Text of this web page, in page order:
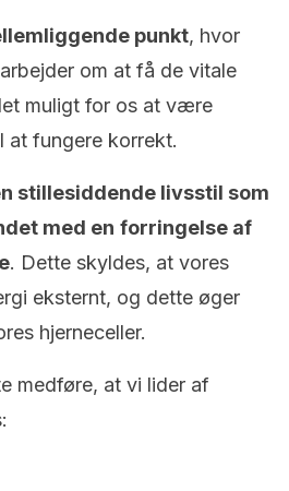
punkt, hvor
om at få de vitale
muligt for os at være
at fungere korrekt.
stillesiddende livsstil som
med en forringelse af
. Dette skyldes, at vores
eksternt, og dette øger
hjerneceller.
medføre, at vi lider af